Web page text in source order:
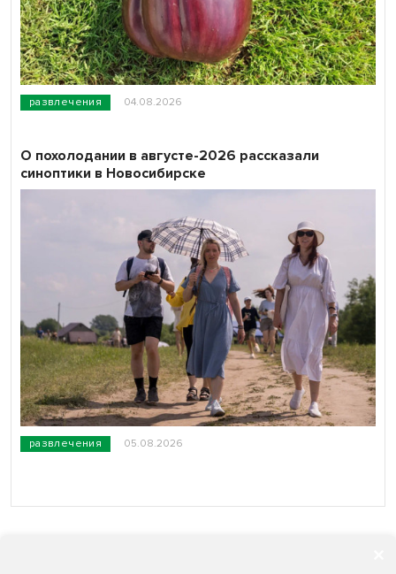
развлечения 04.08.2026
развлечения 05.08.2026
О похолодании в августе-2026 рассказали
синоптики в Новосибирске